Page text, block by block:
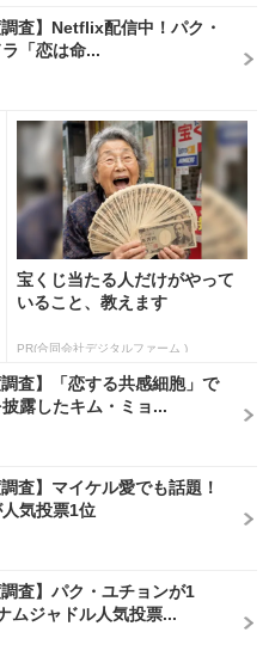
査】Netflix配信中！パク・
「恋は命...
宝くじ当たる人だけがやって
いること、教えます
PR(合同会社デジタルファーム )
査】「恋する共感細胞」で
露したキム・ミョ...
査】マイケル愛でも話題！
気投票1位
査】パク・ユチョンが1
ムジャドル人気投票...